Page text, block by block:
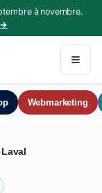
à novembre.
→
Webmarketing
›Laval